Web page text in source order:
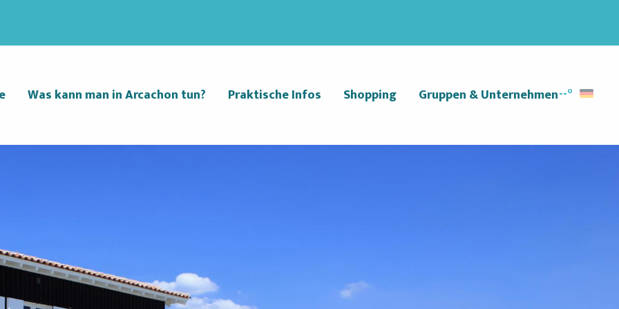
--° Suche
Was kann man in Arcachon tun? Praktische Infos Shopping Gruppen & Unternehmen